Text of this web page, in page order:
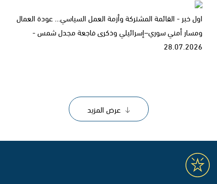
اول خبر - القائمة المشتركة وأزمة العمل السياسي… عودة العمال
ومسار أمني سوري–إسرائيلي وذكرى فاجعة مجدل شمس -
28.07.2026
عرض المزيد